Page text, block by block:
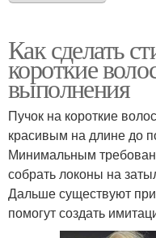
Как сделать
короткие
выполнения
Пучок на короткие
красивым на длине до
Минимальным
собрать локоны на
Дальше существуют
помогут создать